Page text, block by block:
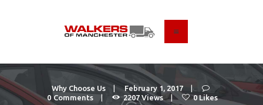
Why Choose Us
February 1, 2017
0 Comments 2207 Views 0 Likes
HOME
ABOUT US
FIND A USED VEHICLE